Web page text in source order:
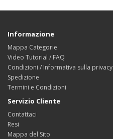
Informazione
Mappa Categorie
Video Tutorial / FAQ
Condizioni / Informativa sulla privacy
Spedizione
Termini e Condizioni
Servizio Cliente
Contattaci
Resi
Mappa del Sito